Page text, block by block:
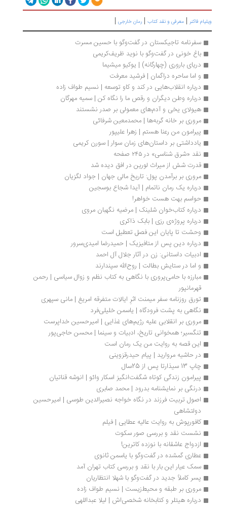
فاکنر|معرفی و نقد کتاب|رمان خارجی|
سفرنامه تاجیکستان در گفت‌وگو با حسین مسرت
باغ خونی در گفت‌وگو با نوید ظریف‌کریمی
دریای باروری (چهارگانه) | یوکیو میشیما
و اما ساحره دراگمان | فرشید معرفت
درباره انقلاب‌هایی در کند و کاو توسعه | نسیم طواف زاده
درباره وطن دیگران و رقص ما را نگاه کن | سمیه مهرگان
هیولای یخی و آدم‌های معمولی بر صدر نشستند
مروری بر خانه گربه‌ها | محمدمعین شرفائی
پیرامون من رعنا هستم | زهرا علیپور
‌‌یادداشتی بر داستان‌های زمان سوار | سورن کریمی
نقد «شرق شناسی» در ۲۴۵ صفحه
قدرت شش از میراث لورین در افق دیده شد
مروری بر برآمدن پول: تاریخ مالی جهان | جواد لگزیان
درباره یک رمان ناتمام | آیدا شجاع بوسجین
حواسم بهت هست خواهر!
درباره کتاب‌خوان شلینک | مرضیه نگهبان مروی
درباره پروژه‌ی رزی | بابک ذاکری
وحشت تا پایان این فصل تعطیل است
درباره دین پس از متافیزیک | حمیدرضا امیدی‌سرور
ادبیات داستانی: زن در آثار جلال آل احمد
و اما در ستایش بطالت | روح‌الله سپندارند
مبارزه با حامی‌پروری با نگاهی به کتاب نظم و زوال سیاسی | رحمن
قهرمانپور
تورق روزنامه سفر میمنت اثرِ ایالات متفرقه امریغ | مانی سپهری
نگاهی به پشت فرودگاه | یاسمن خلیلی‌‌‌فرد
مروری بر انقلابی علیه رژیم‌های غذایی | امیرحسین خداپرست
تنگسیر؛ همخوانی تاریخ، ادبیات و سینما | محسن حاجی‌پور
این قصه به روایت من یک رمان است
در حاشیه مروارید | پیام حیدرقزوینی
چاپ 13 سیذارتا پس از 25سال
پیرامون زندگی کوتاه شگفت‌انگیز اسکار وائو | انوشه قناتیان
درنگی بر نمایشنامه بدرود | محمد صابری
اصول تربیت فرزند در نگاه خواجه نصیرالدین طوسی | امیرحسین
دولتشاهی
کافورپوش به روایت عالیه عطایی | فیلم
نشست نقد و بررسی صور سکوت
ازدواج عاشقانه با نوزده کاترین!
عطاری گمشده در گفت‌وگو با یاسمن ثانوی
سمک عیار این بار با نقد و بررسی کتاب تهران آمد
پسر کاملاً جدید در گفت‌وگو با شهلا انتظاریان
مروری بر طبقه و محیط‌زیست | نسیم طواف زاده
درباره هیتلر و کتابخانه شخصی‌اش | لیلا عبداللهی